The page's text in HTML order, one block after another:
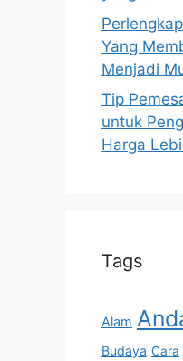
Yang
Menjadi
Tip
untuk
Harga
Tags
Alam
Budaya Cara